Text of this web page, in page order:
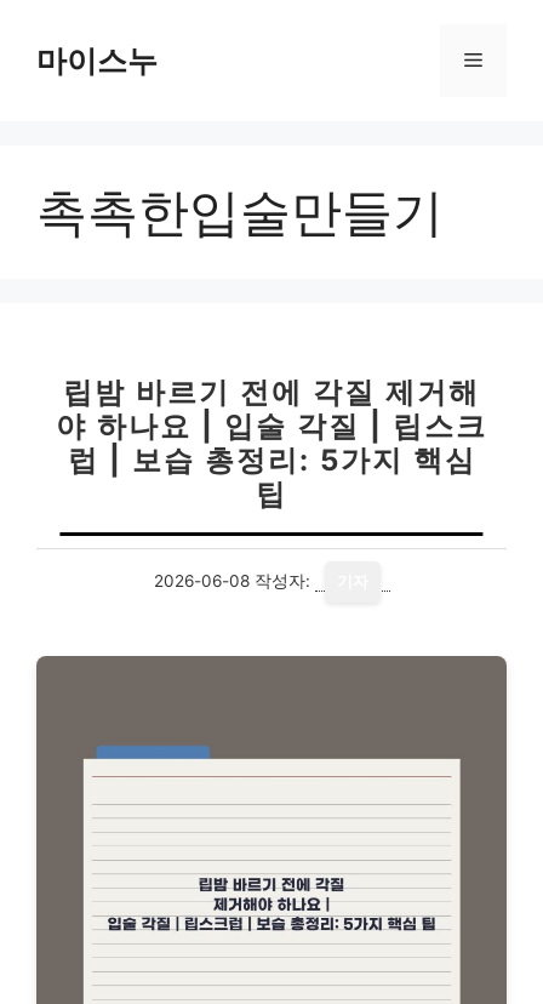
마이스누 메
촉촉한입술만들기
립밤 바르기 전에 각질 제거해
야 하나요 | 입술 각질 | 립스크
럽 | 보습 총정리: 5가지 핵심
팁
2026-06-08 작성자: